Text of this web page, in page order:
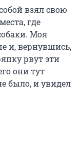
взял свою
где
Моя
и, вернувшись,
рвут эти
они тут
было, и увидел